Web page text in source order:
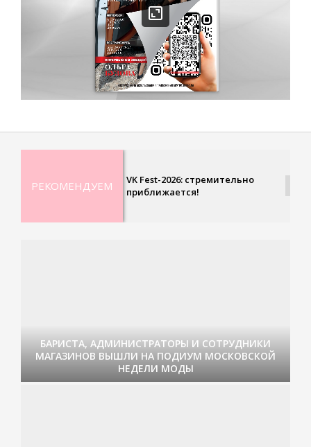
РЕКОМЕНДУЕМ
VK Fest-2026: стремительно
приближается!
БАРИСТА, АДМИНИСТРАТОРЫ И СОТРУДНИКИ
МАГАЗИНОВ ВЫШЛИ НА ПОДИУМ МОСКОВСКОЙ
НЕДЕЛИ МОДЫ